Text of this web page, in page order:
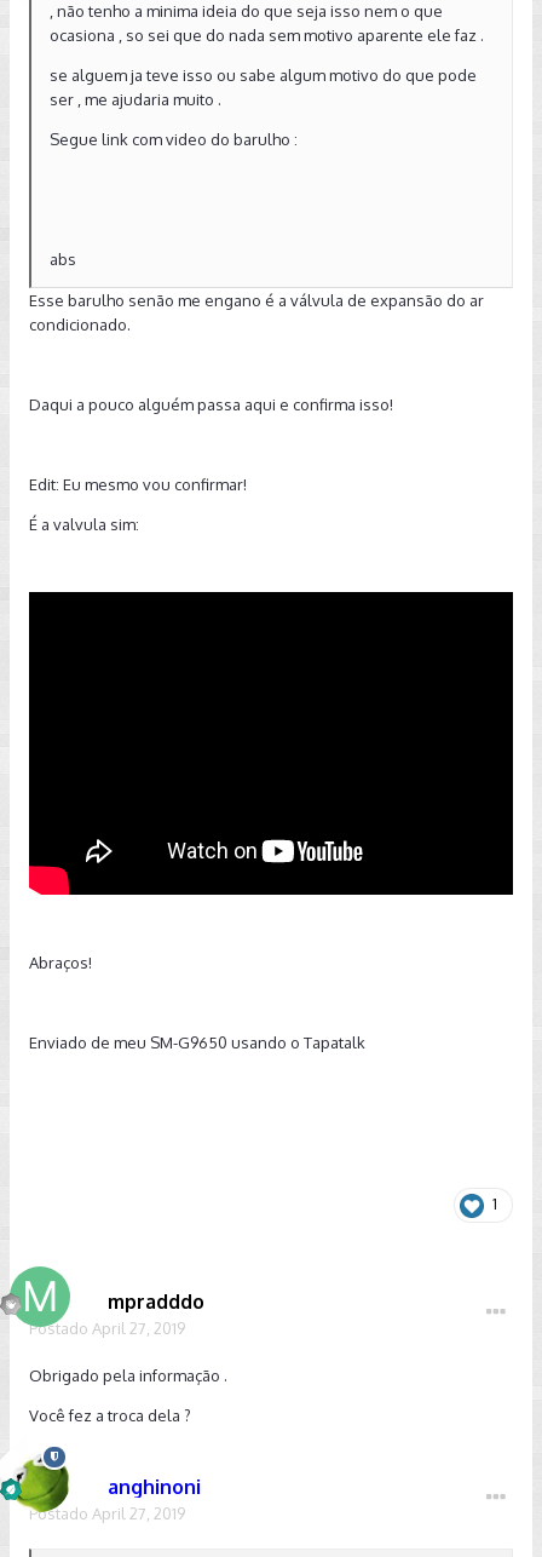
, não tenho a minima ideia do que seja isso nem o que
ocasiona , so sei que do nada sem motivo aparente ele faz .
se alguem ja teve isso ou sabe algum motivo do que pode
ser , me ajudaria muito .
Segue link com video do barulho :
abs
Esse barulho senão me engano é a válvula de expansão do ar
condicionado.
Daqui a pouco alguém passa aqui e confirma isso!
Edit: Eu mesmo vou confirmar!
É a valvula sim:
Abraços!
Enviado de meu SM-G9650 usando o Tapatalk
1
mpradddo
Postado April 27, 2019
Obrigado pela informação .
Você fez a troca dela ?
anghinoni
Postado April 27, 2019